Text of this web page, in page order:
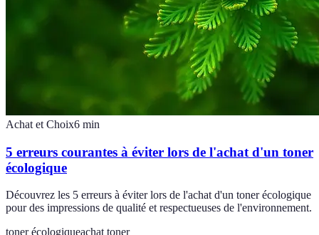
Achat et Choix6 min
5 erreurs courantes à éviter lors de l'achat d'un toner
écologique
Découvrez les 5 erreurs à éviter lors de l'achat d'un toner écologique
pour des impressions de qualité et respectueuses de l'environnement.
toner écologiqueachat toner